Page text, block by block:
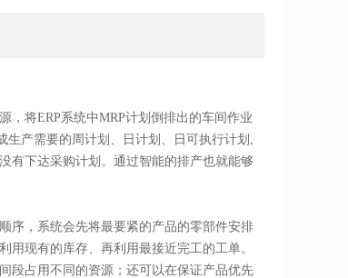
，将ERP系统中MRP计划倒排出的车间作业
产需要的周计划、日计划、日可执行计划,
有下达采购计划。通过智能的排产也就能够
序，系统会先将最要紧的产品的零部件安排
现有的库存、再利用最接近完工的工单。
段占用不同的资源；还可以在保证产品优先